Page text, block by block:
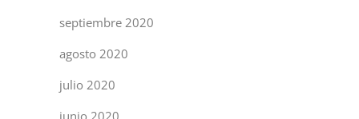
septiembre 2020
agosto 2020
julio 2020
junio 2020